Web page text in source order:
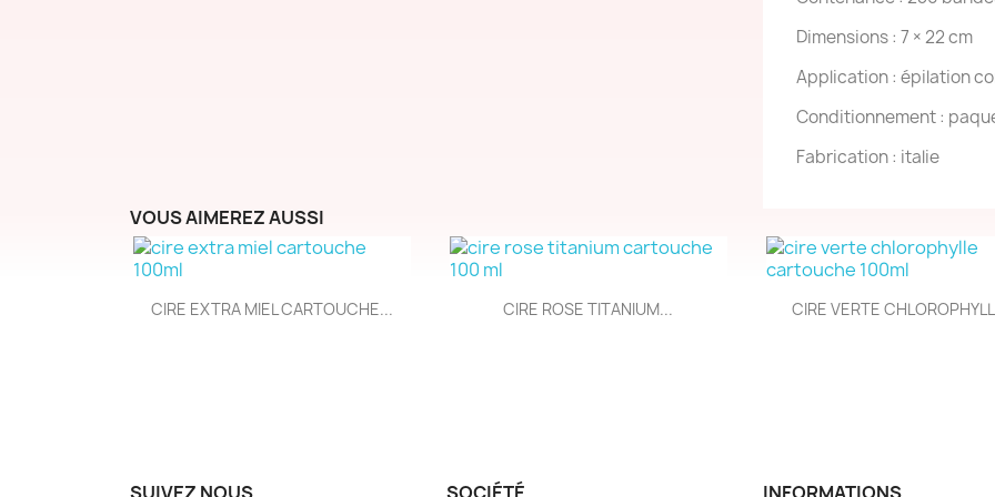
Dimensions : 7 × 22 cm
Application : épilation
Conditionnement :
Fabrication : italie
VOUS AIMEREZ AUSSI
Aperçu rapide
CIRE EXTRA MIEL CARTOUCHE...  Aperçu rapide
CIRE ROSE TITANIUM... Aperçu rapide
CIRE VERTE